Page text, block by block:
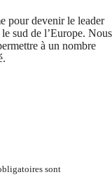
pour devenir le leader
sud de l’Europe. Nous
à un nombre
sont